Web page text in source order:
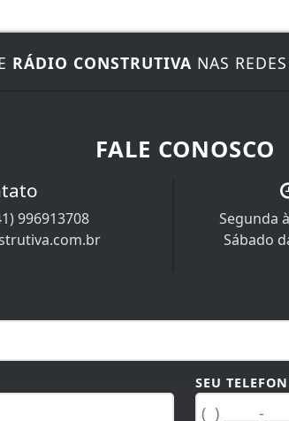
RÁDIO CONSTRUTIVA NAS
FALE CONOSCO
996913708
Segunda
Sábado
SEU